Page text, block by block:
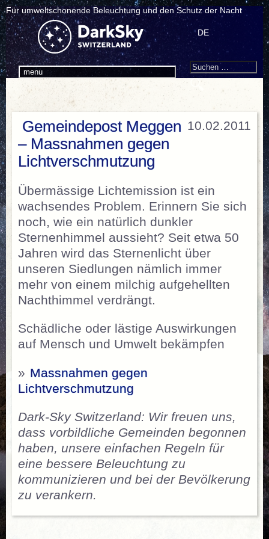
Für umweltschonende Beleuchtung und den Schutz der Nacht
menu
DE
Search
Suchen
10.02.2011
Gemeindepost Meggen
– Massnahmen gegen
Lichtverschmutzung
Übermässige Lichtemission ist ein
wachsendes Problem. Erinnern Sie sich
noch, wie ein natürlich dunkler
Sternenhimmel aussieht? Seit etwa 50
Jahren wird das Sternenlicht über
unseren Siedlungen nämlich immer
mehr von einem milchig aufgehellten
Nachthimmel verdrängt.
Schädliche oder lästige Auswirkungen
auf Mensch und Umwelt bekämpfen
» Massnahmen gegen
Lichtverschmutzung
Dark-Sky Switzerland: Wir freuen uns,
dass vorbildliche Gemeinden begonnen
haben, unsere einfachen Regeln für
eine bessere Beleuchtung zu
kommunizieren und bei der Bevölkerung
zu verankern.